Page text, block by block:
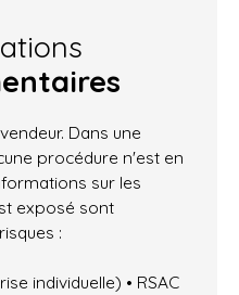
Dans une
procédure n'est en
sur les
exposé sont
:
individuelle) • RSAC